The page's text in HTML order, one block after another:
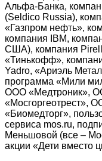
Альфа-Банка,
(Seldico Russia),
«Газпром нефть»,
компания IBM,
США), компания
«Тинькофф»,
Yadro, «Ариэль
программа «Мили
ООО «Медтроник»,
«Мосгоргеотрест»,
«Биомедторг»,
сервиса mos.ru,
Меньшовой (все –
акции «Дети вместо